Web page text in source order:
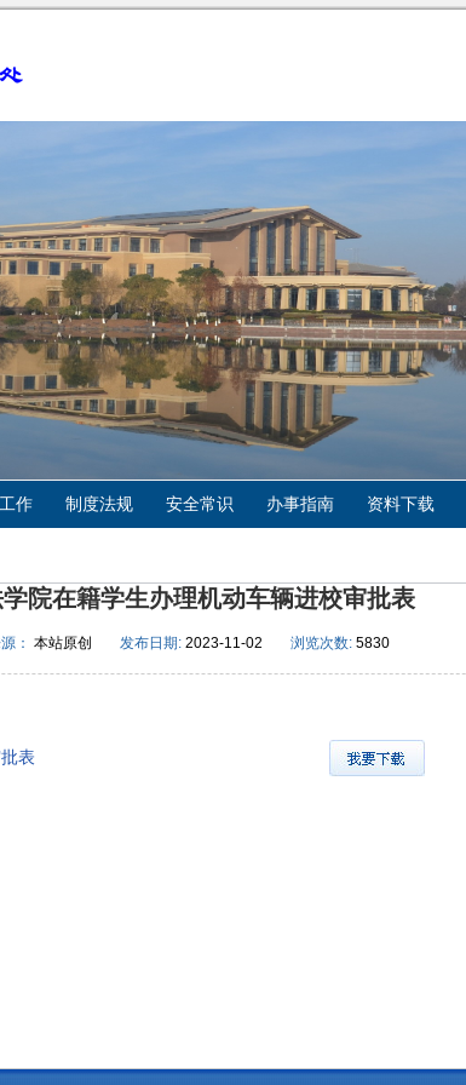
作 制度法规 安全常识 办事指南 资料下载
院在籍学生办理机动车辆进校审批表
： 本站原创 发布日期: 2023-11-02 浏览次数: 5830
表